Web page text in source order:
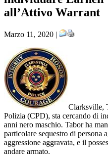
all’Attivo Warrant
Marzo 11, 2020 |
Clarksville,
Polizia (CPD), sta cercando di
anni nero maschio. Tabor ha
particolare sequestro di persona
aggressione aggravata, e il
andare armato.